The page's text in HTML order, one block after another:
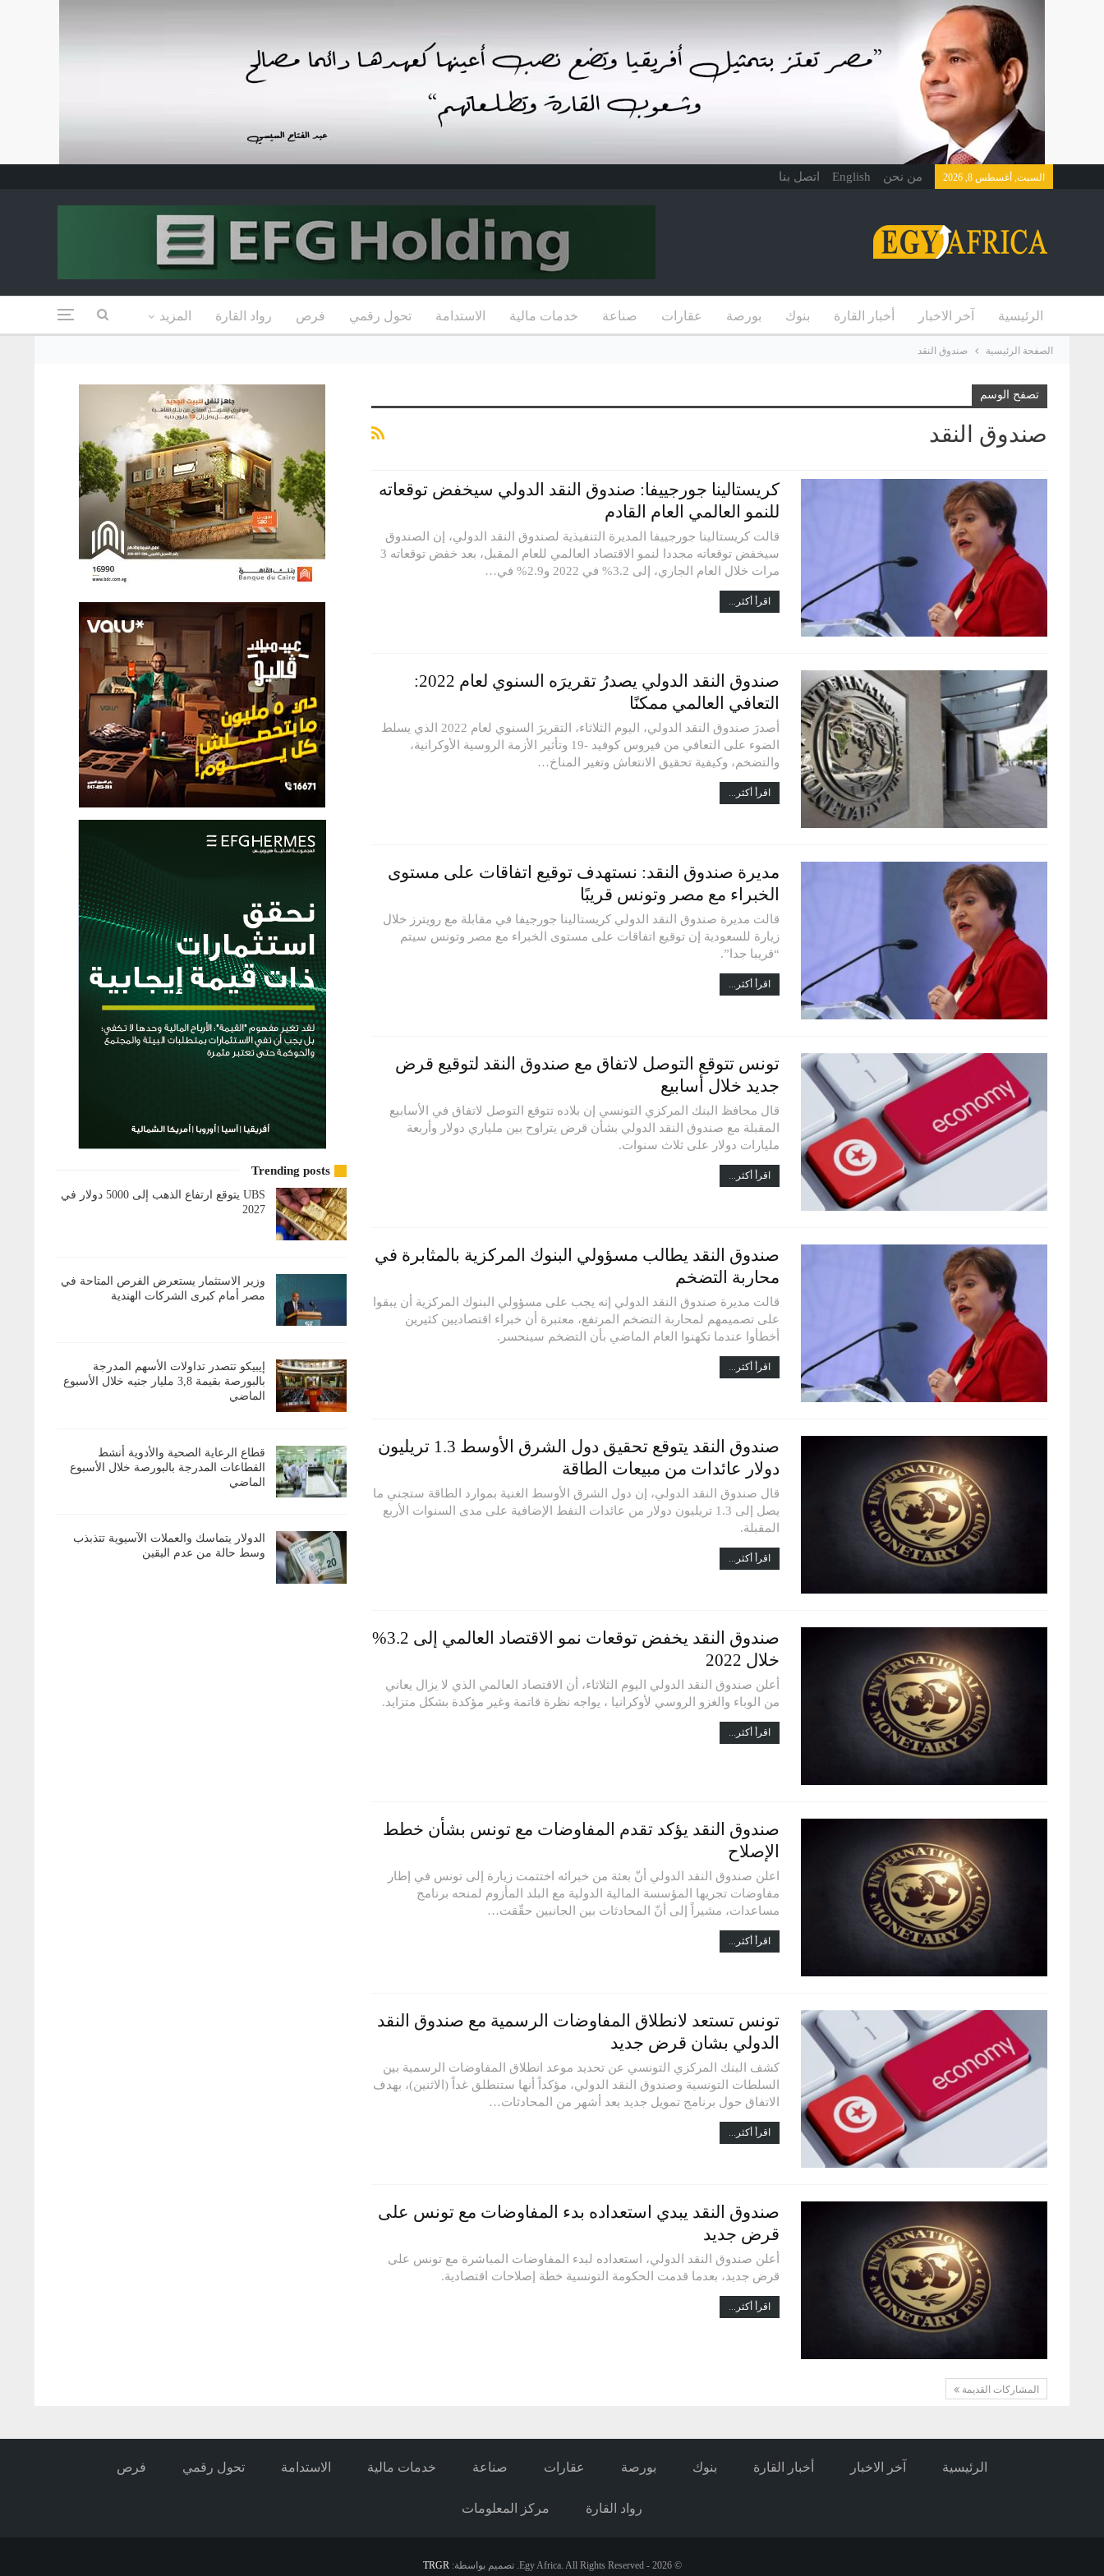
السبت, أغسطس 8, 2026 من نحن English اتصل بنا
الرئيسية آخر الاخبار أخبار القارة بنوك بورصة عقارات صناعة خدمات مالية الاستدامة تحول رقمي فرص رواد القارة المزيد
الصفحة الرئيسية صندوق النقد
تصفح الوسم
صندوق النقد
كريستالينا جورجييفا: صندوق النقد الدولي سيخفض توقعاته
للنمو العالمي العام القادم
قالت كريستالينا جورجييفا المديرة التنفيذية لصندوق النقد الدولي، إن الصندوق
سيخفض توقعاته مجددا لنمو الاقتصاد العالمي للعام المقبل، بعد خفض توقعاته 3
مرات خلال العام الجاري، إلى 3.2% في 2022 و2.9% في…
اقرأ أكثر...
صندوق النقد الدولي يصدرُ تقريرَه السنوي لعام 2022:
التعافي العالمي ممكنًا
أصدرَ صندوق النقد الدولي، اليوم الثلاثاء، التقريرَ السنوي لعام 2022 الذي يسلط
الضوء على التعافي من فيروس كوفيد -19 وتأثير الأزمة الروسية الأوكرانية،
والتضخم، وكيفية تحقيق الانتعاش وتغير المناخ…
اقرأ أكثر...
مديرة صندوق النقد: نستهدف توقيع اتفاقات على مستوى
الخبراء مع مصر وتونس قريبًا
قالت مديرة صندوق النقد الدولي كريستالينا جورجيفا في مقابلة مع رويترز خلال
زيارة للسعودية إن توقيع اتفاقات على مستوى الخبراء مع مصر وتونس سيتم
“قريبا جدا”.
اقرأ أكثر...
تونس تتوقع التوصل لاتفاق مع صندوق النقد لتوقيع قرض
جديد خلال أسابيع
قال محافظ البنك المركزي التونسي إن بلاده تتوقع التوصل لاتفاق في الأسابيع
المقبلة مع صندوق النقد الدولي بشأن قرض يتراوح بين ملياري دولار وأربعة
مليارات دولار على ثلاث سنوات.
اقرأ أكثر...
صندوق النقد يطالب مسؤولي البنوك المركزية بالمثابرة في
محاربة التضخم
قالت مديرة صندوق النقد الدولي إنه يجب على مسؤولي البنوك المركزية أن يبقوا
على تصميمهم لمحاربة التضخم المرتفع، معتبرة أن خبراء اقتصاديين كثيرين
أخطأوا عندما تكهنوا العام الماضي بأن التضخم سينحسر.
اقرأ أكثر...
صندوق النقد يتوقع تحقيق دول الشرق الأوسط 1.3 تريليون
دولار عائدات من مبيعات الطاقة
قال صندوق النقد الدولي، إن دول الشرق الأوسط الغنية بموارد الطاقة ستجني ما
يصل إلى 1.3 تريليون دولار من عائدات النفط الإضافية على مدى السنوات الأربع
المقبلة.
اقرأ أكثر...
صندوق النقد يخفض توقعات نمو الاقتصاد العالمي إلى 3.2%
خلال 2022
أعلن صندوق النقد الدولي اليوم الثلاثاء، أن الاقتصاد العالمي الذي لا يزال يعاني
من الوباء والغزو الروسي لأوكرانيا ، يواجه نظرة قاتمة وغير مؤكدة بشكل متزايد.
اقرأ أكثر...
صندوق النقد يؤكد تقدم المفاوضات مع تونس بشأن خطط
الإصلاح
اعلن صندوق النقد الدولي أنّ بعثة من خبرائه اختتمت زيارة إلى تونس في إطار
مفاوضات تجريها المؤسسة المالية الدولية مع البلد المأزوم لمنحه برنامج
مساعدات، مشيراً إلى أنّ المحادثات بين الجانبين حقّقت…
اقرأ أكثر...
تونس تستعد لانطلاق المفاوضات الرسمية مع صندوق النقد
الدولي بشان قرض جديد
كشف البنك المركزي التونسي عن تحديد موعد انطلاق المفاوضات الرسمية بين
السلطات التونسية وصندوق النقد الدولي، مؤكداً أنها ستنطلق غداً (الاثنين)، بهدف
الاتفاق حول برنامج تمويل جديد بعد أشهر من المحادثات…
اقرأ أكثر...
صندوق النقد يبدي استعداده بدء المفاوضات مع تونس على
قرض جديد
أعلن صندوق النقد الدولي، استعداده لبدء المفاوضات المباشرة مع تونس على
قرض جديد، بعدما قدمت الحكومة التونسية خطة إصلاحات اقتصادية.
اقرأ أكثر...
المشاركات القديمة
Trending posts
UBS يتوقع ارتفاع الذهب إلى 5000 دولار في
2027
وزير الاستثمار يستعرض الفرص المتاحة في
مصر أمام كبرى الشركات الهندية
إيبيكو تتصدر تداولات الأسهم المدرجة
بالبورصة بقيمة 3,8 مليار جنيه خلال الأسبوع
الماضي
قطاع الرعاية الصحية والأدوية أنشط
القطاعات المدرجة بالبورصة خلال الأسبوع
الماضي
الدولار يتماسك والعملات الآسيوية تتذبذب
وسط حالة من عدم اليقين
الرئيسية آخر الاخبار أخبار القارة بنوك بورصة عقارات صناعة خدمات مالية الاستدامة تحول رقمي فرص
رواد القارة مركز المعلومات
© 2026 - Egy Africa. All Rights Reserved. تصميم بواسطة:TRGR